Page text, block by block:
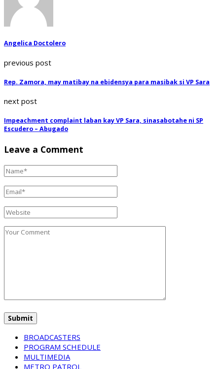
Angelica Doctolero
previous post
Rep. Zamora, may matibay na ebidensya para masibak si VP Sara
next post
Impeachment complaint laban kay VP Sara, sinasabotahe ni SP
Escudero – Abugado
Leave a Comment
BROADCASTERS
PROGRAM SCHEDULE
MULTIMEDIA
METRO PATROL